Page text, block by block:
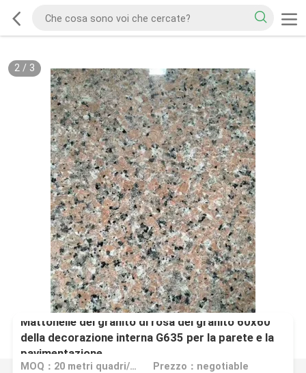
2/ 3
Mattonelle del granito di rosa del granito 60x60
della decorazione interna G635 per la parete e la
pavimentazione
MOQ：20 metri quadri/quadrato Prezzo：negotiable